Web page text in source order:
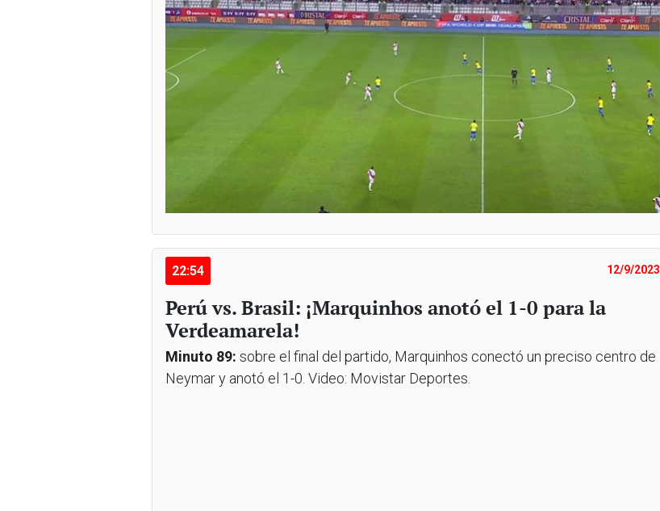
22:54 12/9/2023
Perú vs. Brasil: ¡Marquinhos anotó el 1-0 para la
Verdeamarela!
Minuto 89: sobre el final del partido, Marquinhos conectó un preciso centro de
Neymar y anotó el 1-0. Video: Movistar Deportes.